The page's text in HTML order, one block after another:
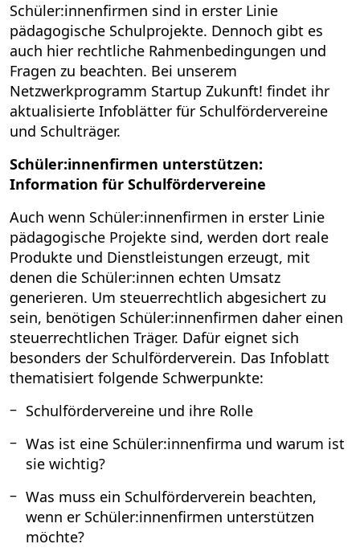
Schüler:innenfirmen sind in erster Linie
pädagogische Schulprojekte. Dennoch gibt es
auch hier rechtliche Rahmenbedingungen und
Fragen zu beachten. Bei unserem
Netzwerkprogramm Startup Zukunft! findet ihr
aktualisierte Infoblätter für Schulfördervereine
und Schulträger.
Schüler:innenfirmen unterstützen:
Information für Schulfördervereine
Auch wenn Schüler:innenfirmen in erster Linie
pädagogische Projekte sind, werden dort reale
Produkte und Dienstleistungen erzeugt, mit
denen die Schüler:innen echten Umsatz
generieren. Um steuerrechtlich abgesichert zu
sein, benötigen Schüler:innenfirmen daher einen
steuerrechtlichen Träger. Dafür eignet sich
besonders der Schulförderverein. Das Infoblatt
thematisiert folgende Schwerpunkte:
Schulfördervereine und ihre Rolle
Was ist eine Schüler:innenfirma und warum ist
sie wichtig?
Was muss ein Schulförderverein beachten,
wenn er Schüler:innenfirmen unterstützen
möchte?